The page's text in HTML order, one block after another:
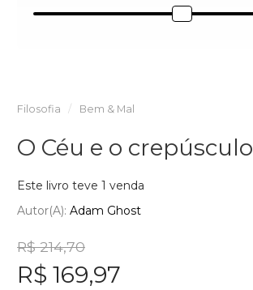
Filosofia Bem & Mal
O Céu e o crepúsculo
Este livro teve 1 venda
Autor(a): Adam Ghost
R$ 214,70
R$ 169,97